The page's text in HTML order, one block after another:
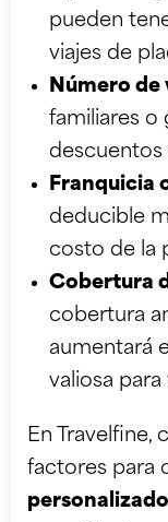
pueden
viajes de
Número de
familiares o
descuentos
Franquicia
deducible
costo de la
Cobertura
cobertura
aumentará
valiosa
En Travelfine,
factores para
personalizado